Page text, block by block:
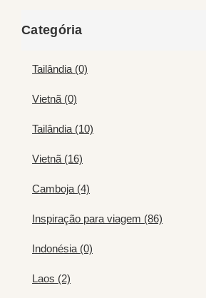
Categória
Tailândia (0)
Vietnã (0)
Tailândia (10)
Vietnã (16)
Camboja (4)
Inspiração para viagem (86)
Indonésia (0)
Laos (2)